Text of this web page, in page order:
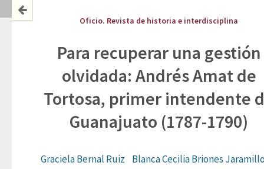
Oficio. Revista de historia e interdisciplina
Para recuperar una gestión
olvidada: Andrés Amat de
Tortosa, primer intendente
Guanajuato (1787-1790)
Graciela Bernal Ruiz Blanca Cecilia Briones